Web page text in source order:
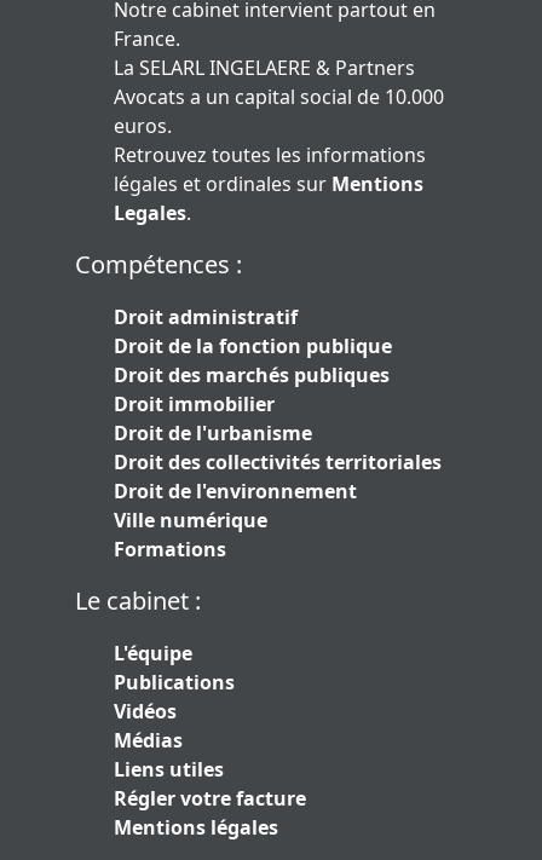
Notre cabinet intervient partout en
France.
La SELARL INGELAERE & Partners
Avocats a un capital social de 10.000
euros.
Retrouvez toutes les informations
légales et ordinales sur Mentions
Legales.
Compétences :
Droit administratif
Droit de la fonction publique
Droit des marchés publiques
Droit immobilier
Droit de l'urbanisme
Droit des collectivités territoriales
Droit de l'environnement
Ville numérique
Formations
Le cabinet :
L'équipe
Publications
Vidéos
Médias
Liens utiles
Régler votre facture
Mentions légales